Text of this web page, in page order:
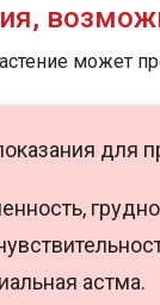
может
для
астма.